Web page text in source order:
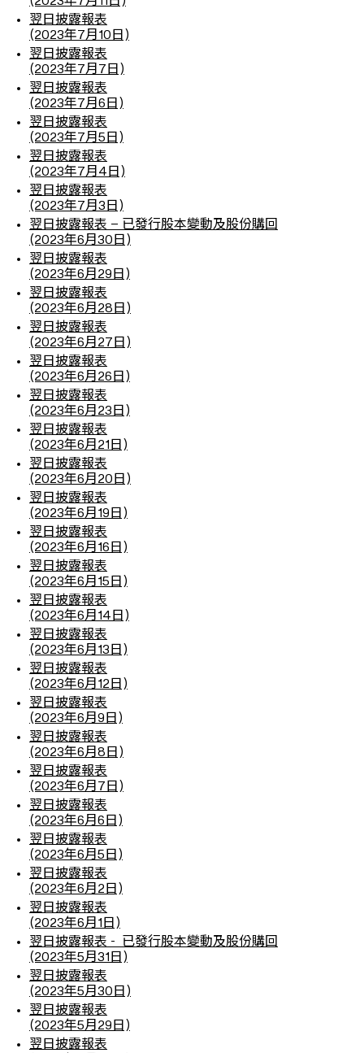
翌日披露報表
(2023年7月10日)
翌日披露報表
(2023年7月7日)
翌日披露報表
(2023年7月6日)
翌日披露報表
(2023年7月5日)
翌日披露報表
(2023年7月4日)
翌日披露報表
(2023年7月3日)
翌日披露報表 – 已發行股本變動及股份購回
(2023年6月30日)
翌日披露報表
(2023年6月29日)
翌日披露報表
(2023年6月28日)
翌日披露報表
(2023年6月27日)
翌日披露報表
(2023年6月26日)
翌日披露報表
(2023年6月23日)
翌日披露報表
(2023年6月21日)
翌日披露報表
(2023年6月20日)
翌日披露報表
(2023年6月19日)
翌日披露報表
(2023年6月16日)
翌日披露報表
(2023年6月15日)
翌日披露報表
(2023年6月14日)
翌日披露報表
(2023年6月13日)
翌日披露報表
(2023年6月12日)
翌日披露報表
(2023年6月9日)
翌日披露報表
(2023年6月8日)
翌日披露報表
(2023年6月7日)
翌日披露報表
(2023年6月6日)
翌日披露報表
(2023年6月5日)
翌日披露報表
(2023年6月2日)
翌日披露報表
(2023年6月1日)
翌日披露報表 - 已發行股本變動及股份購回
(2023年5月31日)
翌日披露報表
(2023年5月30日)
翌日披露報表
(2023年5月29日)
翌日披露報表